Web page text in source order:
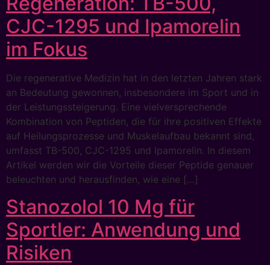
CJC-1295 und Ipamorelin
im Fokus
Die regenerative Medizin hat in den letzten Jahren stark
an Bedeutung gewonnen, insbesondere im Sport und in
der Leistungssteigerung. Eine vielversprechende
Kombination von Peptiden, die für ihre positiven Effekte
auf Heilungsprozesse und Muskelaufbau bekannt sind,
umfasst TB-500, CJC-1295 und Ipamorelin. In diesem
Artikel werden wir die Vorteile dieser Peptide genauer
beleuchten und herausfinden, wie eine […]
Stanozolol 10 Mg für
Sportler: Anwendung und
Risiken